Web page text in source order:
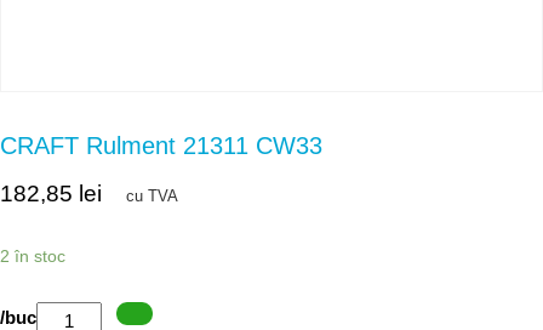
CRAFT Rulment 21311 CW33
182,85 lei cu TVA
2 în stoc
Cantitate
/buc